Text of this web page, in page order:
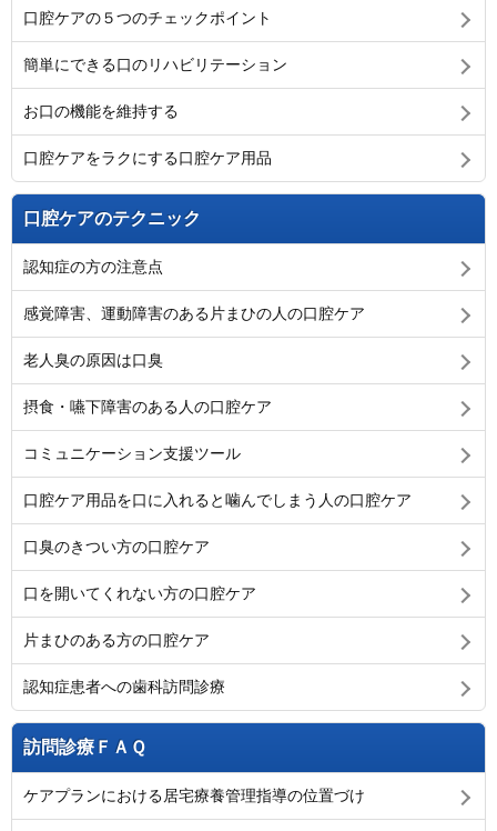
口腔ケアの５つのチェックポイント
簡単にできる口のリハビリテーション
お口の機能を維持する
口腔ケアをラクにする口腔ケア用品
口腔ケアのテクニック
認知症の方の注意点
感覚障害、運動障害のある片まひの人の口腔ケア
老人臭の原因は口臭
摂食・嚥下障害のある人の口腔ケア
コミュニケーション支援ツール
口腔ケア用品を口に入れると噛んでしまう人の口腔ケア
口臭のきつい方の口腔ケア
口を開いてくれない方の口腔ケア
片まひのある方の口腔ケア
認知症患者への歯科訪問診療
訪問診療ＦＡＱ
ケアプランにおける居宅療養管理指導の位置づけ